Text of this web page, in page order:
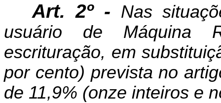
Art. 2º - Nas
usuário de Máquina
escrituração, em
por cento) prevista no
de 11,9% (onze inteiros e